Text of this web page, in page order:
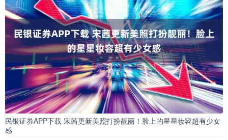
民银证券APP下载 宋茜更新美照打扮靓丽！脸上的星星妆容超有少女
感